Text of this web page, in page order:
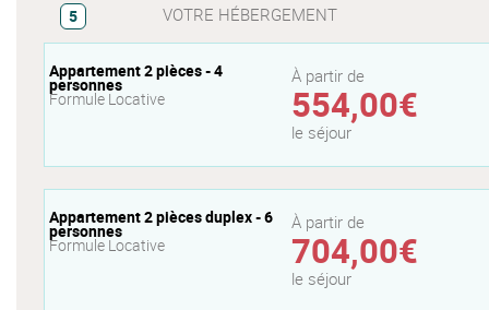
5 VOTRE HÉBERGEMENT
Appartement 2 pièces - 4
personnes
Formule Locative
À partir de
554,00€
le séjour
Appartement 2 pièces duplex - 6
personnes
Formule Locative
À partir de
704,00€
le séjour